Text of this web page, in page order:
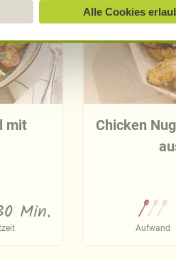
Alle Cookies
mit
Min.
Chicken
Aufwand